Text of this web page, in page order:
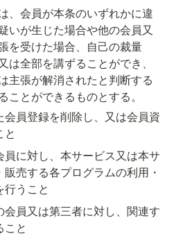
、会員が本条のいずれかに違
いが生じた場合や他の会員又
を受けた場合、自己の裁量
全部を講ずることができ、
主張が解消されたと判断する
ことができるものとする。
員登録を削除し、又は会員資
と
に対し、本サービス又は本サ
売する各プログラムの利用・
うこと
員又は第三者に対し、関連す
こと